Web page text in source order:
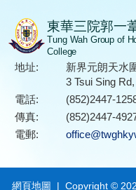
東華三院郭一
Tung Wah Group of
College
地址:
新界元朗天水
3 Tsui Sing
電話:
(852)2447-
傳真:
(852)2447-
電郵:
網頁地圖 | Copyright ©